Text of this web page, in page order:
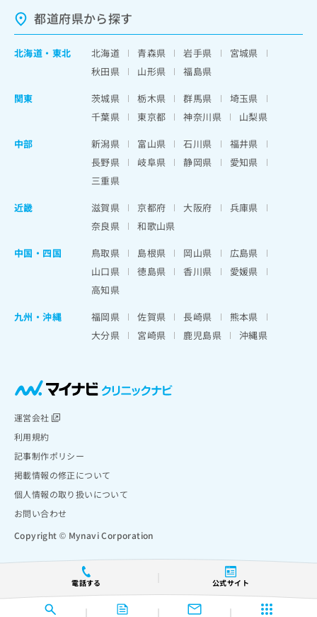
電話する 公式サイト
都道府県から探す
北海道 ・ 東北 北海道 青森県 岩手県
宮城県
秋田県
山形県
福島県
関東
茨城県 栃木県 群馬県
埼玉県
千葉県
東京都 神奈川県
山梨県
中部
新潟県 富山県 石川県
福井県
長野県
岐阜県 静岡県
愛知県
三重県
近畿
滋賀県 京都府 大阪府
兵庫県
奈良県
和歌山県
中国・四国
鳥取県 島根県 岡山県
広島県
山口県
徳島県 香川県
愛媛県
高知県
九州・沖縄
福岡県 佐賀県 長崎県
熊本県
大分県
宮崎県 鹿児島県 沖縄県
運営会社
利用規約
記事制作ポリシー
掲載情報の修正について
個人情報の取り扱いについて
お問い合わせ
Copyright © Mynavi Corporation